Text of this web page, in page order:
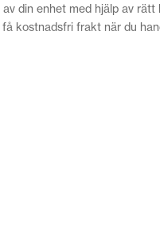
din enhet med hjälp av
kostnadsfri frakt när du